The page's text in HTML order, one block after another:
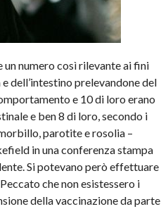
un numero così rilevante ai fini
dell’intestino prelevandone del
e 10 di loro erano
e ben 8 di loro, secondo i
parotite e rosolia –
in una conferenza stampa
Si potevano però effettuare
che non esistessero i
della vaccinazione da parte